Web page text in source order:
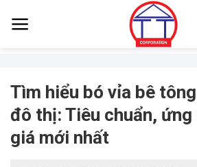
Tìm hiểu bó vỉa bê
đô thị: Tiêu chuẩn, ứng
giá mới nhất